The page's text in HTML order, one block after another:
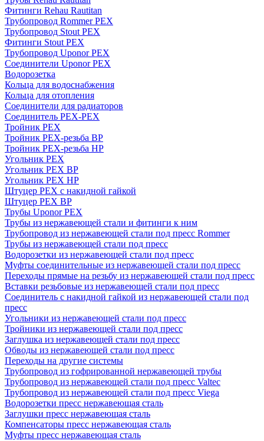
Фитинги Rehau Rautitan
Трубопровод Rommer PEX
Трубопровод Stout PEX
Фитинги Stout PEX
Трубопровод Uponor PEX
Соединители Uponor PEX
Водорозетка
Кольца для водоснабжения
Кольца для отопления
Соединители для радиаторов
Соединитель PEX-PEX
Тройник PEX
Тройник PEX-резьба ВР
Тройник PEX-резьба НР
Угольник PEX
Угольник PEX ВР
Угольник PEX НР
Штуцер PEX c накидной гайкой
Штуцер PEX ВР
Трубы Uponor PEX
Трубы из нержавеющей стали и фитинги к ним
Трубопровод из нержавеющей стали под пресс Rommer
Трубы из нержавеющей стали под пресс
Водорозетки из нержавеющей стали под пресс
Муфты соединительные из нержавеющей стали под пресс
Переходы прямые на резьбу из нержавеющей стали под пресс
Вставки резьбовые из нержавеющей стали под пресс
Соединитель с накидной гайкой из нержавеющей стали под
пресс
Угольники из нержавеющей стали под пресс
Тройники из нержавеющей стали под пресс
Заглушка из нержавеющей стали под пресс
Обводы из нержавеющей стали под пресс
Переходы на другие системы
Трубопровод из гофрированной нержавеющей трубы
Трубопровод из нержавеющей стали под пресс Valtec
Трубопровод из нержавеющей стали под пресс Viega
Водорозетки пресс нержавеющая сталь
Заглушки пресс нержавеющая сталь
Компенсаторы пресс нержавеющая сталь
Муфты пресс нержавеющая сталь